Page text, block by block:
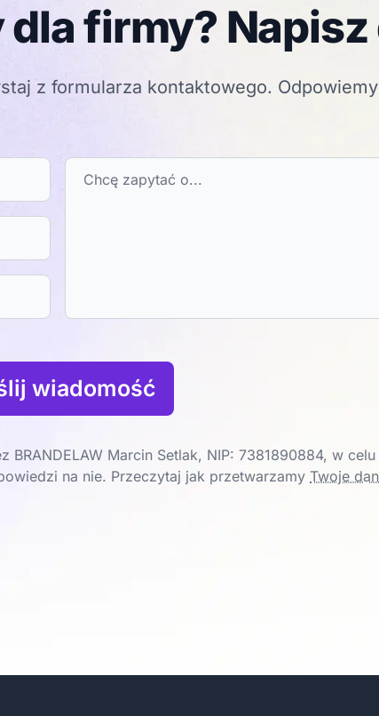
firmy? Napisz
z formularza kontaktowego.
wiadomość
Marcin Setlak, NIP: 7381890884, w celu
na nie. Przeczytaj jak przetwarzamy Twoje